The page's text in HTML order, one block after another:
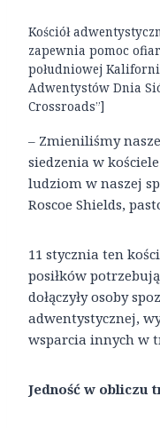
Kościół
zapewnia pomoc
południowej
Adwentystów Dnia
Crossroads”]
– Zmieniliśmy
siedzenia w
ludziom w naszej
Roscoe Shields,
11 stycznia ten
posiłków
dołączyły osoby
adwentystycznej,
wsparcia innych w
Jedność w obliczu